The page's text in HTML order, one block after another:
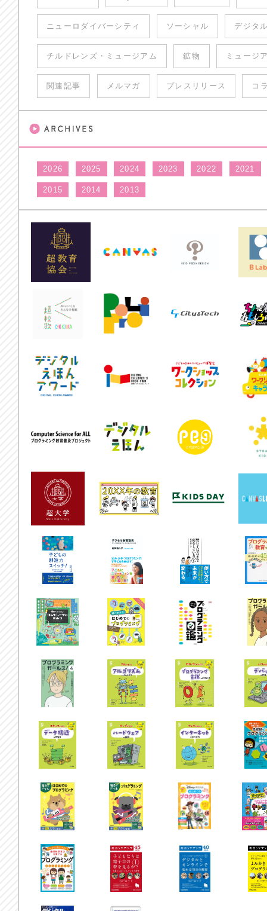
ニューロダイバーシティ ソーシャル デジタ
チルドレンズ・ミュージアム 鉱物 ミュージ
関連記事 メルマガ プレスリリース コ
2026 2025 2024 2023 2022 2021
2015 2014 2013